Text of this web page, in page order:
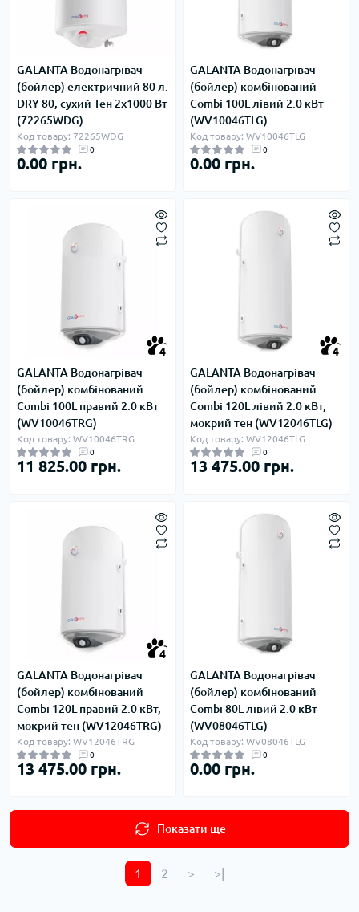
GALANTA Водонагрівач
(бойлер) електричний 80 л.
DRY 80, сухий Тен 2x1000 Вт
(72265WDG)
Код товару: 72265WDG
0
0.00 грн.
GALANTA Водонагрівач
(бойлер) комбінований
Combi 100L лівий 2.0 кВт
(WV10046TLG)
Код товару: WV10046TLG
0
0.00 грн.
4
GALANTA Водонагрівач
(бойлер) комбінований
Combi 100L правий 2.0 кВт
(WV10046TRG)
Код товару: WV10046TRG
0
11 825.00 грн.
4
GALANTA Водонагрівач
(бойлер) комбінований
Combi 120L лівий 2.0 кВт,
мокрий тен (WV12046TLG)
Код товару: WV12046TLG
0
13 475.00 грн.
4
GALANTA Водонагрівач
(бойлер) комбінований
Combi 120L правий 2.0 кВт,
мокрий тен (WV12046TRG)
Код товару: WV12046TRG
0
13 475.00 грн.
GALANTA Водонагрівач
(бойлер) комбінований
Combi 80L лівий 2.0 кВт
(WV08046TLG)
Код товару: WV08046TLG
0
0.00 грн.
Показати ще
1 2 > >|